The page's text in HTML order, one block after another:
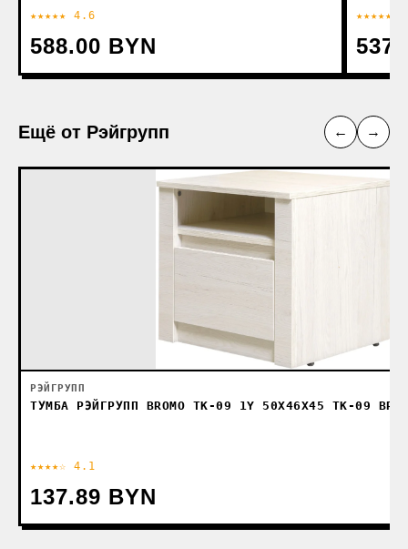
★★★★★ 4.6
588.00 BYN
★★★★★
Ещё от Рэйгрупп ← →
РЭЙГРУПП
ТУМБА РЭЙГРУПП BROMO ТК-09 1Y 50X46X45 ТК-09 BR
★★★★☆ 4.1
137.89 BYN